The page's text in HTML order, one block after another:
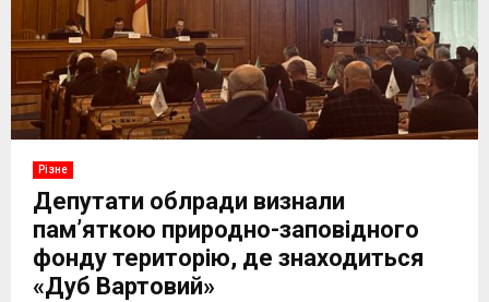
Різне
Депутати облради визнали
пам’яткою природно-заповідного
фонду територію, де знаходиться
«Дуб Вартовий»